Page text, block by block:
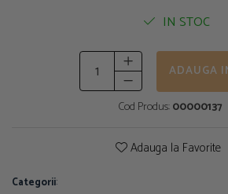
IN STOC
ADAUGA
Cod Produs:00000137
Adauga la Favorite
Categorii: